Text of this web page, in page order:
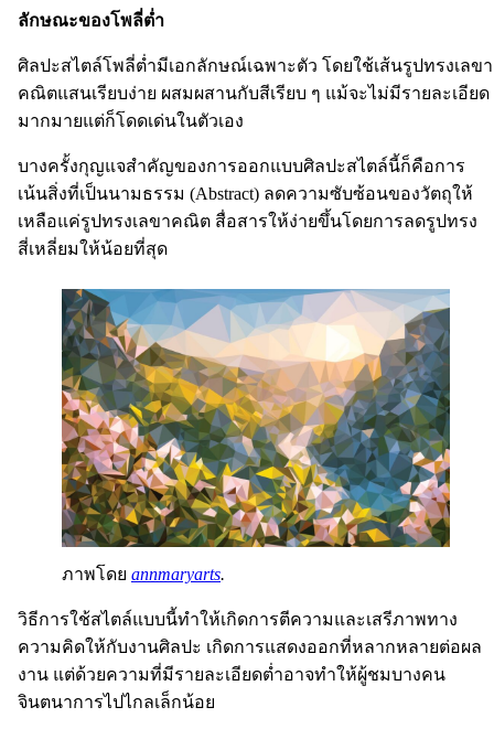
ลักษณะของโพลี่ต่ำ
ศิลปะสไตล์โพลี่ต่ำมีเอกลักษณ์เฉพาะตัว โดยใช้เส้นรูปทรงเลขา
คณิตแสนเรียบง่าย ผสมผสานกับสีเรียบ ๆ แม้จะไม่มีรายละเอียด
มากมายแต่ก็โดดเด่นในตัวเอง
บางครั้งกุญแจสำคัญของการออกแบบศิลปะสไตล์นี้ก็คือการ
เน้นสิ่งที่เป็นนามธรรม (Abstract) ลดความซับซ้อนของวัตถุให้
เหลือแค่รูปทรงเลขาคณิต สื่อสารให้ง่ายขึ้นโดยการลดรูปทรง
สี่เหลี่ยมให้น้อยที่สุด
ภาพโดย annmaryarts.
วิธีการใช้สไตล์แบบนี้ทำให้เกิดการตีความและเสรีภาพทาง
ความคิดให้กับงานศิลปะ เกิดการแสดงออกที่หลากหลายต่อผล
งาน แต่ด้วยความที่มีรายละเอียดต่ำอาจทำให้ผู้ชมบางคน
จินตนาการไปไกลเล็กน้อย